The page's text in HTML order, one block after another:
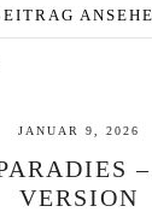
JANUAR 9, 2026
VERSION